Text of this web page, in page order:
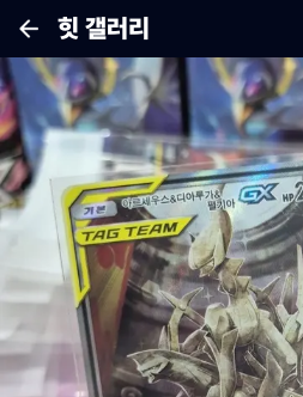
힛 갤러리